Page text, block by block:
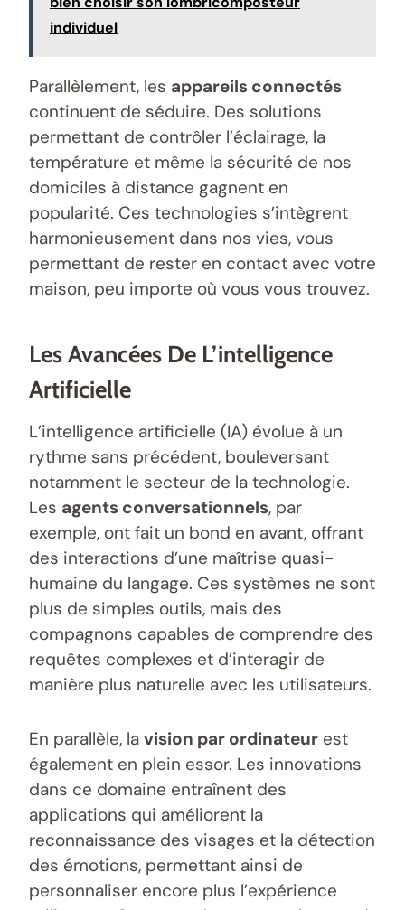
individuel
Parallèlement, les appareils connectés
continuent de séduire. Des solutions
permettant de contrôler l’éclairage, la
température et même la sécurité de nos
domiciles à distance gagnent en
popularité. Ces technologies s’intègrent
harmonieusement dans nos vies, vous
permettant de rester en contact avec votre
maison, peu importe où vous vous trouvez.
Les Avancées De L’intelligence
Artificielle
L’intelligence artificielle (IA) évolue à un
rythme sans précédent, bouleversant
notamment le secteur de la technologie.
Les agents conversationnels, par
exemple, ont fait un bond en avant, offrant
des interactions d’une maîtrise quasi-
humaine du langage. Ces systèmes ne sont
plus de simples outils, mais des
compagnons capables de comprendre des
requêtes complexes et d’interagir de
manière plus naturelle avec les utilisateurs.
En parallèle, la vision par ordinateur est
également en plein essor. Les innovations
dans ce domaine entraînent des
applications qui améliorent la
reconnaissance des visages et la détection
des émotions, permettant ainsi de
personnaliser encore plus l’expérience